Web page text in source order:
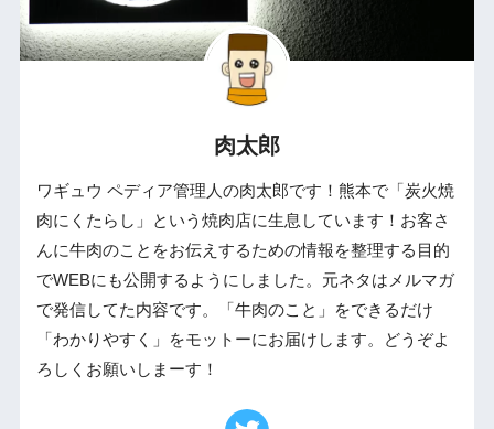
肉太郎
ワギュウ ペディア管理人の肉太郎です！熊本で「炭火焼
肉にくたらし」という焼肉店に生息しています！お客さ
んに牛肉のことをお伝えするための情報を整理する目的
でWEBにも公開するようにしました。元ネタはメルマガ
で発信してた内容です。「牛肉のこと」をできるだけ
「わかりやすく」をモットーにお届けします。どうぞよ
ろしくお願いしまーす！